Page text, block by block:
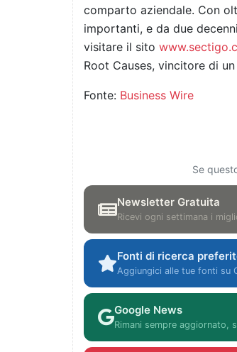
comparto aziendale. Con
importanti, e da due
visitare il sito
Root Causes, vincitore di
Fonte: Business Wire
Se
Newsletter Gratuita
Ricevi ogni settimana i
Fonti di ricerca
Aggiungici alle tue fonti su
Google News
Rimani sempre aggiornato,